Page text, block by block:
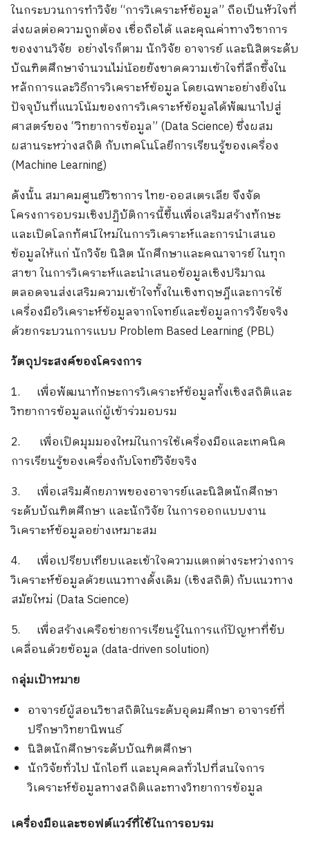
ในกระบวนการทำวิจัย “การวิเคราะห์ข้อมูล” ถือเป็นหัวใจที่
ส่งผลต่อความถูกต้อง เชื่อถือได้ และคุณค่าทางวิชาการ
ของงานวิจัย อย่างไรก็ตาม นักวิจัย อาจารย์ และนิสิตระดับ
บัณฑิตศึกษาจำนวนไม่น้อยยังขาดความเข้าใจที่ลึกซึ้งใน
หลักการและวิธีการวิเคราะห์ข้อมูล โดยเฉพาะอย่างยิ่งใน
ปัจจุบันที่แนวโน้มของการวิเคราะห์ข้อมูลได้พัฒนาไปสู่
ศาสตร์ของ “วิทยาการข้อมูล” (Data Science) ซึ่งผสม
ผสานระหว่างสถิติ กับเทคโนโลยีการเรียนรู้ของเครื่อง
(Machine Learning)
ดังนั้น สมาคมศูนย์วิชาการ ไทย-ออสเตรเลีย จึงจัด
โครงการอบรมเชิงปฏิบัติการนี้ขึ้นเพื่อเสริมสร้างทักษะ
และเปิดโลกทัศน์ใหม่ในการวิเคราะห์และการนำเสนอ
ข้อมูลให้แก่ นักวิจัย นิสิต นักศึกษาและคณาจารย์ ในทุก
สาขา ในการวิเคราะห์และนำเสนอข้อมูลเชิงปริมาณ
ตลอดจนส่งเสริมความเข้าใจทั้งในเชิงทฤษฎีและการใช้
เครื่องมือวิเคราะห์ข้อมูลจากโจทย์และข้อมูลการวิจัยจริง
ด้วยกระบวนการแบบ Problem Based Learning (PBL)
วัตถุประสงค์ของโครงการ
1. เพื่อพัฒนาทักษะการวิเคราะห์ข้อมูลทั้งเชิงสถิติและ
วิทยาการข้อมูลแก่ผู้เข้าร่วมอบรม
2. เพื่อเปิดมุมมองใหม่ในการใช้เครื่องมือและเทคนิค
การเรียนรู้ของเครื่องกับโจทย์วิจัยจริง
3. เพื่อเสริมศักยภาพของอาจารย์และนิสิตนักศึกษา
ระดับบัณฑิตศึกษา และนักวิจัย ในการออกแบบงาน
วิเคราะห์ข้อมูลอย่างเหมาะสม
4. เพื่อเปรียบเทียบและเข้าใจความแตกต่างระหว่างการ
วิเคราะห์ข้อมูลด้วยแนวทางดั้งเดิม (เชิงสถิติ) กับแนวทาง
สมัยใหม่ (Data Science)
5. เพื่อสร้างเครือข่ายการเรียนรู้ในการแก้ปัญหาที่ขับ
เคลื่อนด้วยข้อมูล (data-driven solution)
กลุ่มเป้าหมาย
อาจารย์ผู้สอนวิชาสถิติในระดับอุดมศึกษา อาจารย์ที่
ปรึกษาวิทยานิพนธ์
นิสิตนักศึกษาระดับบัณฑิตศึกษา
นักวิจัยทั่วไป นักไอที และบุคคลทั่วไปที่สนใจการ
วิเคราะห์ข้อมูลทางสถิติและทางวิทยาการข้อมูล
เครื่องมือและซอฟต์แวร์ที่ใช้ในการอบรม